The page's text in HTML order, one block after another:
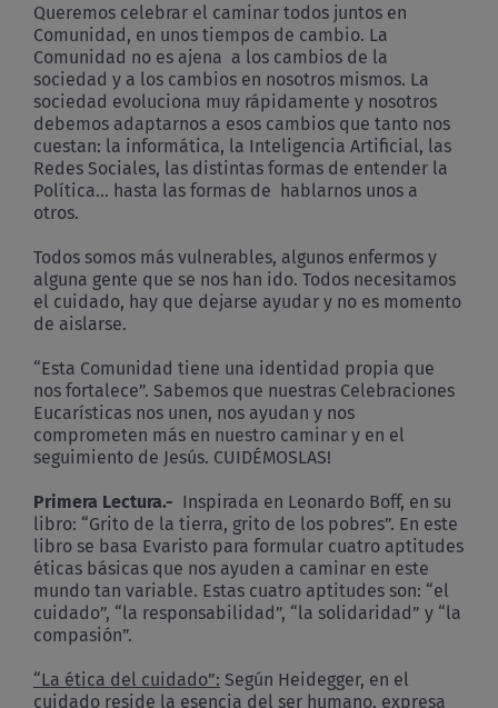
Queremos celebrar el caminar todos juntos en
Comunidad, en unos tiempos de cambio. La
Comunidad no es ajena a los cambios de la
sociedad y a los cambios en nosotros mismos. La
sociedad evoluciona muy rápidamente y nosotros
debemos adaptarnos a esos cambios que tanto nos
cuestan: la informática, la Inteligencia Artificial, las
Redes Sociales, las distintas formas de entender la
Política… hasta las formas de hablarnos unos a
otros.
Todos somos más vulnerables, algunos enfermos y
alguna gente que se nos han ido. Todos necesitamos
el cuidado, hay que dejarse ayudar y no es momento
de aislarse.
“Esta Comunidad tiene una identidad propia que
nos fortalece”. Sabemos que nuestras Celebraciones
Eucarísticas nos unen, nos ayudan y nos
comprometen más en nuestro caminar y en el
seguimiento de Jesús. CUIDÉMOSLAS!
Primera Lectura.- Inspirada en Leonardo Boff, en su
libro: “Grito de la tierra, grito de los pobres”. En este
libro se basa Evaristo para formular cuatro aptitudes
éticas básicas que nos ayuden a caminar en este
mundo tan variable. Estas cuatro aptitudes son: “el
cuidado”, “la responsabilidad”, “la solidaridad” y “la
compasión”.
“La ética del cuidado”: Según Heidegger, en el
cuidado reside la esencia del ser humano, expresa